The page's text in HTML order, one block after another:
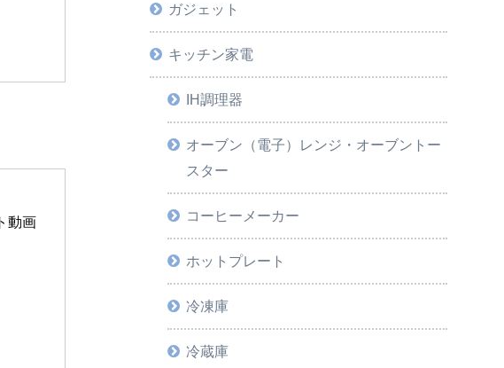
動画
ガジェット
キッチン家電
IH調理器
オーブン（電子）レンジ・オーブントー
スター
コーヒーメーカー
ホットプレート
冷凍庫
冷蔵庫